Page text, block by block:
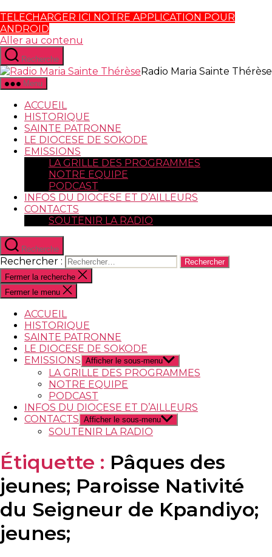
TELECHARGER ICI NOTRE APPLICATION POUR
ANDROID
Aller au contenu
Recherche
Radio Maria Sainte Thérèse
Menu
ACCUEIL
HISTORIQUE
SAINTE PATRONNE
LE DIOCESE DE SOKODE
EMISSIONS
LA GRILLE DES PROGRAMMES
NOTRE EQUIPE
PODCAST
INFOS DU DIOCESE ET D’AILLEURS
CONTACTS
SOUTENIR LA RADIO
Recherche
Rechercher :
Fermer la recherche
Fermer le menu
ACCUEIL
HISTORIQUE
SAINTE PATRONNE
LE DIOCESE DE SOKODE
EMISSIONS Afficher le sous-menu
LA GRILLE DES PROGRAMMES
NOTRE EQUIPE
PODCAST
INFOS DU DIOCESE ET D’AILLEURS
CONTACTS Afficher le sous-menu
SOUTENIR LA RADIO
Étiquette : Pâques des
jeunes; Paroisse Nativité
du Seigneur de Kpandiyo;
jeunes;